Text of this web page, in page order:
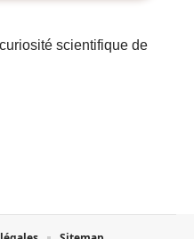
scientifique de